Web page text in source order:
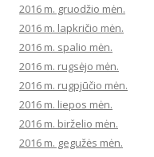
2016 m. gruodžio mėn.
2016 m. lapkričio mėn.
2016 m. spalio mėn.
2016 m. rugsėjo mėn.
2016 m. rugpjūčio mėn.
2016 m. liepos mėn.
2016 m. birželio mėn.
2016 m. gegužės mėn.